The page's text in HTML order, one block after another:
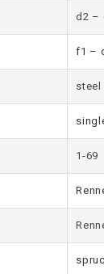
d2 –
f1 –
steel
1-69